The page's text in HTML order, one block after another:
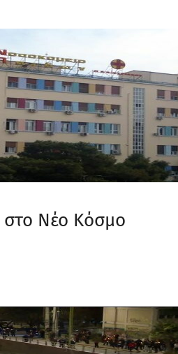
στο Νέο Κόσμο